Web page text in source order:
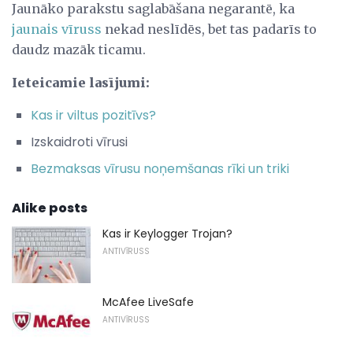
Jaunāko parakstu saglabāšana negarantē, ka
jaunais vīruss nekad neslīdēs, bet tas padarīs to
daudz mazāk ticamu.
Ieteicamie lasījumi:
Kas ir viltus pozitīvs?
Izskaidroti vīrusi
Bezmaksas vīrusu noņemšanas rīki un triki
Alike posts
Kas ir Keylogger Trojan?
ANTIVĪRUSS
McAfee LiveSafe
ANTIVĪRUSS